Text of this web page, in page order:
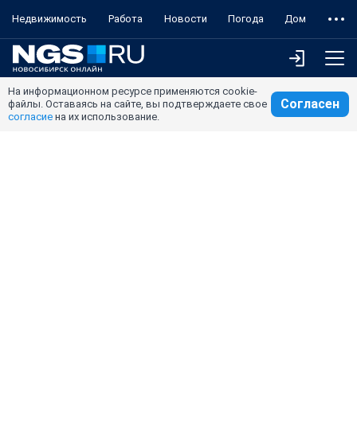
Недвижимость Работа Новости Погода Дом
На информационном ресурсе применяются cookie-
файлы. Оставаясь на сайте, вы подтверждаете свое
согласие на их использование.
Согласен